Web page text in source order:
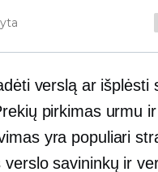
verslą ar išplėsti
pirkimas urmu
yra populiari
verslo savininkų ir